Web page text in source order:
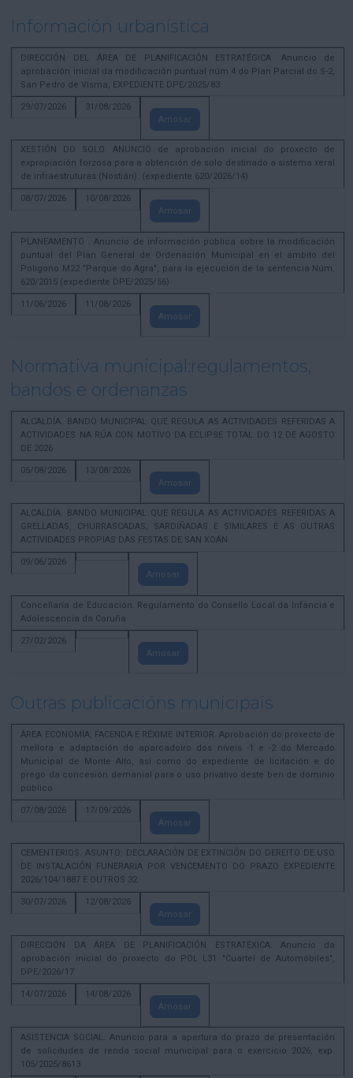
Información urbanística
DIRECCIÓN DEL ÁREA DE PLANIFICACIÓN ESTRATÉGICA. Anuncio de
aprobación inicial da modificación puntual núm 4 do Plan Parcial do S-2,
San Pedro de Visma, EXPEDIENTE DPE/2025/83
29/07/2026
31/08/2026
Amosar
XESTIÓN DO SOLO. ANUNCIO de aprobación inicial do proxecto de
expropiación forzosa para a obtención de solo destinado a sistema xeral
de infraestruturas (Nostián). (expediente 620/2026/14)
08/07/2026
10/08/2026
Amosar
PLANEAMENTO . Anuncio de información pública sobre la modificación
puntual del Plan General de Ordenación Municipal en el ámbito del
Polígono M22 "Parque do Agra", para la ejecución de la sentencia Núm.
620/2015 (expediente DPE/2025/56)
11/06/2026
11/08/2026
Amosar
Normativa municipal:regulamentos,
bandos e ordenanzas
ALCALDÍA. BANDO MUNICIPAL QUE REGULA AS ACTIVIDADES REFERIDAS A
ACTIVIDADES NA RÚA CON MOTIVO DA ECLIPSE TOTAL DO 12 DE AGOSTO
DE 2026
05/08/2026
13/08/2026
Amosar
ALCALDÍA. BANDO MUNICIPAL QUE REGULA AS ACTIVIDADES REFERIDAS A
GRELLADAS, CHURRASCADAS, SARDIÑADAS E SIMILARES E AS OUTRAS
ACTIVIDADES PROPIAS DAS FESTAS DE SAN XOÁN
09/06/2026
Amosar
Concellaría de Educación. Regulamento do Consello Local da Infancia e
Adolescencia da Coruña
27/02/2026
Amosar
Outras publicacións municipais
ÁREA ECONOMÍA, FACENDA E RÉXIME INTERIOR. Aprobación do proxecto de
mellora e adaptación do aparcadoiro dos niveis -1 e -2 do Mercado
Municipal de Monte Alto, así como do expediente de licitación e do
prego da concesión demanial para o uso privativo deste ben de dominio
público
07/08/2026
17/09/2026
Amosar
CEMENTERIOS. ASUNTO: DECLARACIÓN DE EXTINCIÓN DO DEREITO DE USO
DE INSTALACIÓN FUNERARIA POR VENCEMENTO DO PRAZO EXPEDIENTE
2026/104/1887 E OUTROS 32
30/07/2026
12/08/2026
Amosar
DIRECCIÓN DA ÁREA DE PLANIFICACIÓN ESTRATÉXICA. Anuncio da
aprobación inicial do proxecto do POL L31 "Cuartel de Automóbiles",
DPE/2026/17
14/07/2026
14/08/2026
Amosar
ASISTENCIA SOCIAL. Anuncio para a apertura do prazo de presentación
de solicitudes de renda social municipal para o exercicio 2026, exp.
105/2025/8613